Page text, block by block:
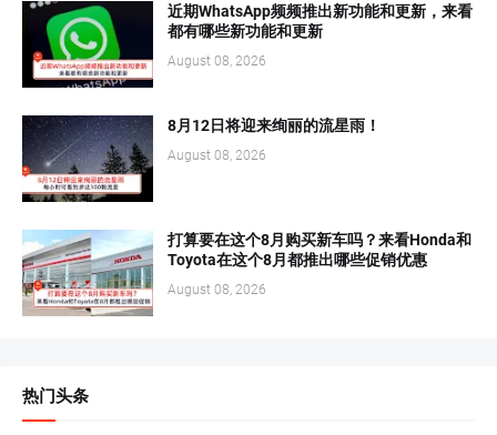
近期WhatsApp频频推出新功能和更新，来看
都有哪些新功能和更新
August 08, 2026
8月12日将迎来绚丽的流星雨！
August 08, 2026
打算要在这个8月购买新车吗？来看Honda和
Toyota在这个8月都推出哪些促销优惠
August 08, 2026
热门头条